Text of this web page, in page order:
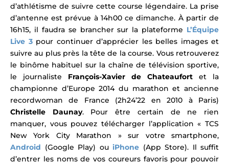
d’athlétisme de suivre cette course légendaire. La prise
d’antenne est prévue à 14h00 ce dimanche. À partir de
16h15, il faudra se brancher sur la plateforme L’Équipe
Live 3pour continuer d’apprécier les belles images et
suivre au plus près la tête de la course. Vous retrouverez
le binôme habituel sur la chaîne de télévision sportive,
le journaliste François-Xavier de Chateaufort et la
championne d’Europe 2014 du marathon et ancienne
recordwoman de France (2h24’22 en 2010 à Paris)
Christelle Daunay. Pour être certain de ne rien
manquer, vous pouvez télécharger l’application « TCS
New York City Marathon » sur votre smartphone,
Android (Google Play) ou iPhone (App Store). Il suffit
d’entrer les noms de vos coureurs favoris pour pouvoir